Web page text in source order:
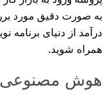
به صورت دقیق مورد
درآمد از دنیای برنامه
همراه شوید.
هوش